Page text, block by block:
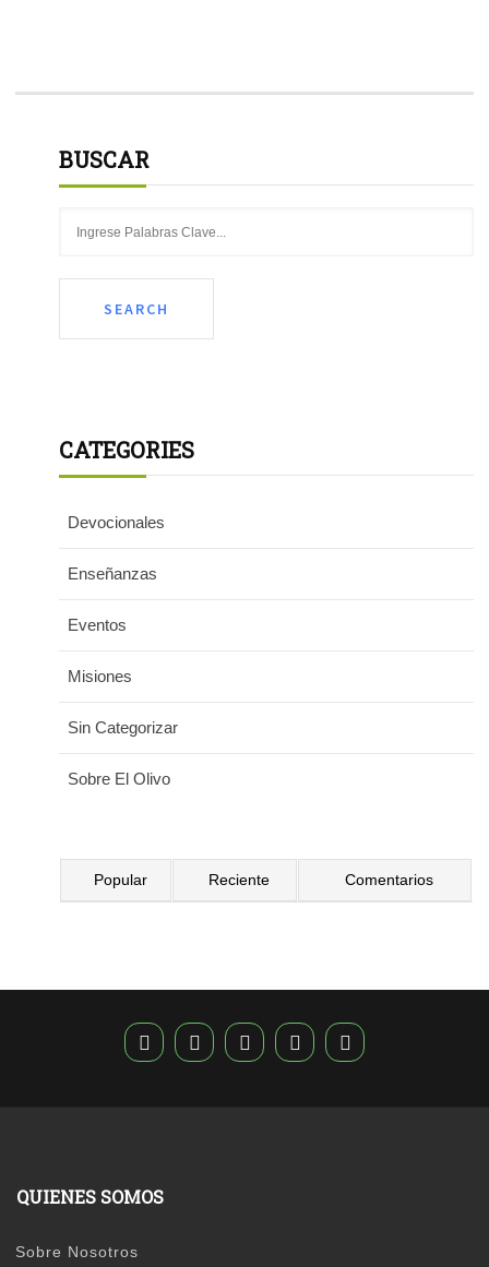
BUSCAR
CATEGORIES
Devocionales
Enseñanzas
Eventos
Misiones
Sin Categorizar
Sobre El Olivo
Popular Reciente Comentarios
QUIENES SOMOS
Sobre Nosotros